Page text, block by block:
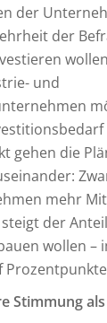
der
der
und
gehen die
mehr
der
wollen –
Stimmung